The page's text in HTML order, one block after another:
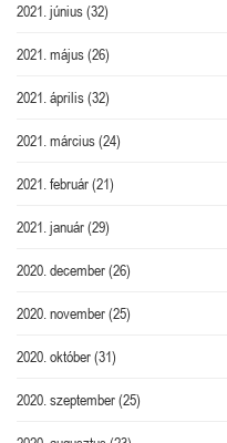
2021. június(32)
2021. május(26)
2021. április(32)
2021. március(24)
2021. február(21)
2021. január(29)
2020. december(26)
2020. november(25)
2020. október(31)
2020. szeptember(25)